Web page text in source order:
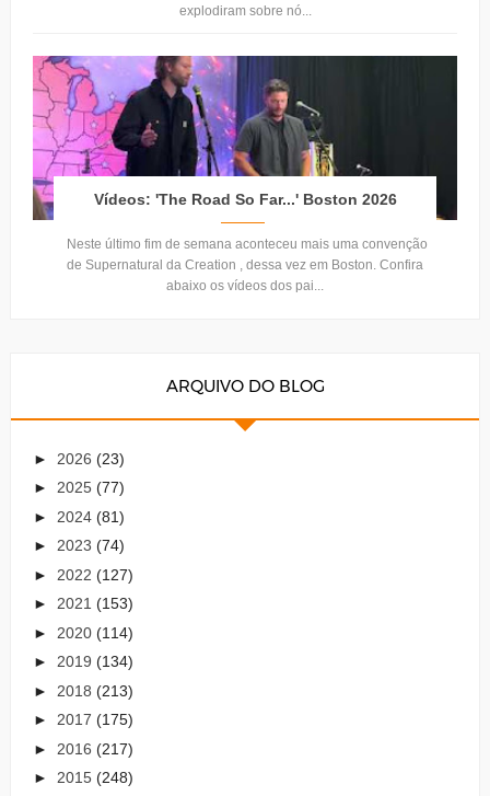
explodiram sobre nó...
Vídeos: 'The Road So Far...' Boston 2026
Neste último fim de semana aconteceu mais uma convenção
de Supernatural da Creation , dessa vez em Boston. Confira
abaixo os vídeos dos pai...
ARQUIVO DO BLOG
► 2026 (23)
► 2025 (77)
► 2024 (81)
► 2023 (74)
► 2022 (127)
► 2021 (153)
► 2020 (114)
► 2019 (134)
► 2018 (213)
► 2017 (175)
► 2016 (217)
► 2015 (248)